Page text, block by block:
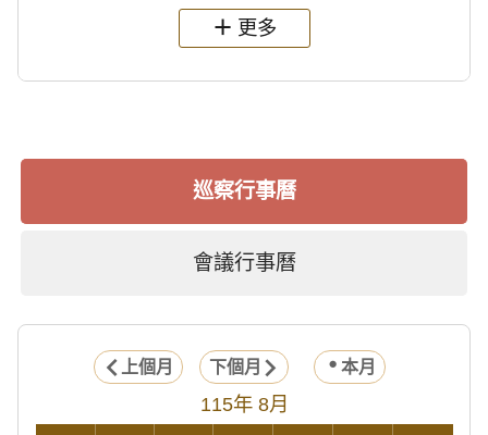
過世後，總統府於89年間函請其家屬
繼續留住
更多
巡察行事曆
會議行事曆
上個月 下個月 本月
115年 8月